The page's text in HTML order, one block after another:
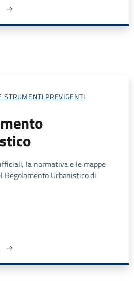
STRUMENTI PREVIGENTI
la normativa e le mappe
Urbanistico di